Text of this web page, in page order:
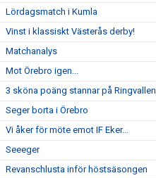
Lördagsmatch i Kumla
Vinst i klassiskt Västerås derby!
Matchanalys
Mot Örebro igen...
3 sköna poäng stannar på Ringvallen
Seger borta i Örebro
Vi åker för möte emot IF Eker...
Seeeger
Revanschlusta inför höstsäsongen